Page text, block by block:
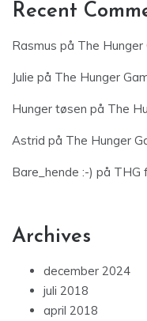
Recent
Rasmus på The Hunger
Julie på The Hunger
Hunger tøsen på The
Astrid på The Hunger
Bare_hende :-) på THG
Archives
december 2024
juli 2018
april 2018